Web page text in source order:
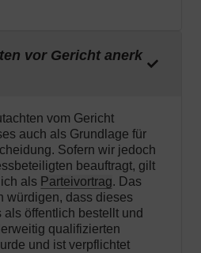
vor Gericht anerk
vom Gericht
auch als Grundlage für
Sofern wir jedoch
beauftragt, gilt
als Parteivortrag. Das
würdigen, dass dieses
öffentlich bestellt und
qualifizierten
und ist verpflichtet